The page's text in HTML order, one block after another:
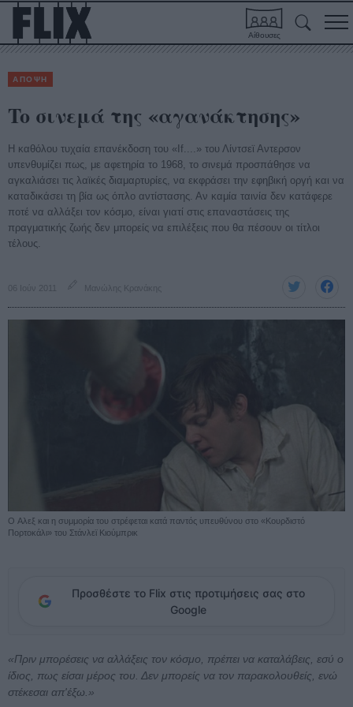
Αίθουσες
ΑΠΟΨΗ
To σινεμά της «αγανάκτησης»
Η καθόλου τυχαία επανέκδοση του «If....» του Λίντσεϊ Αντερσον
υπενθυμίζει πως, με αφετηρία το 1968, το σινεμά προσπάθησε να
αγκαλιάσει τις λαϊκές διαμαρτυρίες, να εκφράσει την εφηβική οργή και να
καταδικάσει τη βία ως όπλο αντίστασης. Αν καμία ταινία δεν κατάφερε
ποτέ να αλλάξει τον κόσμο, είναι γιατί στις επαναστάσεις της
πραγματικής ζωής δεν μπορείς να επιλέξεις που θα πέσουν οι τίτλοι
τέλους.
06 Ιούν 2011 Μανώλης Κρανάκης
O Αλεξ και η συμμορία του στρέφεται κατά παντός υπευθύνου στο «Κουρδιστό
Πορτοκάλι» του Στάνλεϊ Κιούμπρικ
Προσθέστε το Flix στις προτιμήσεις σας στο
Google
«Πριν μπορέσεις να αλλάξεις τον κόσμο, πρέπει να καταλάβεις, εσύ ο
ίδιος, πως είσαι μέρος του. Δεν μπορείς να τον παρακολουθείς, ενώ
στέκεσαι απ'έξω.»